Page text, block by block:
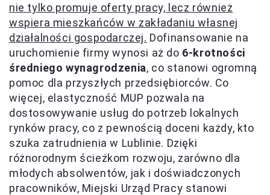
nie tylko promuje oferty pracy, lecz również
wspiera mieszkańców w zakładaniu własnej
działalności gospodarczej. Dofinansowanie na
uruchomienie firmy wynosi aż do 6-krotności
średniego wynagrodzenia, co stanowi ogromną
pomoc dla przyszłych przedsiębiorców. Co
więcej, elastyczność MUP pozwala na
dostosowywanie usług do potrzeb lokalnych
rynków pracy, co z pewnością doceni każdy, kto
szuka zatrudnienia w Lublinie. Dzięki
różnorodnym ścieżkom rozwoju, zarówno dla
młodych absolwentów, jak i doświadczonych
pracowników, Miejski Urząd Pracy stanowi